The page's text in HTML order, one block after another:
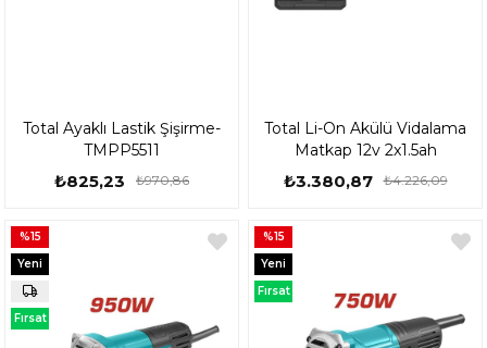
Total Ayaklı Lastik Şişirme-
TMPP5511
₺825,23 ₺970,86
Total Li-On Akülü Vidalama
Matkap 12v 2x1.5ah
₺3.380,87 ₺4.226,09
%15
Yeni
Ürün
Fırsat
%15
Yeni
Ürün
Fırsat